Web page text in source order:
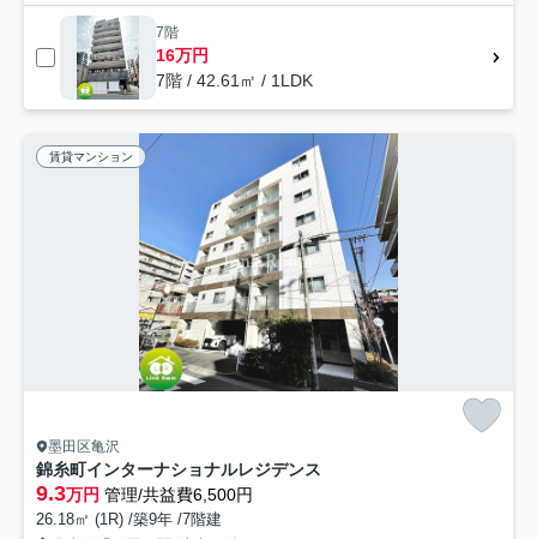
7階
16万円
7階 / 42.61㎡ / 1LDK
賃貸マンション
墨田区亀沢
錦糸町インターナショナルレジデンス
9.3万円 管理/共益費6,500円
26.18㎡ (1R) /築9年 /7階建